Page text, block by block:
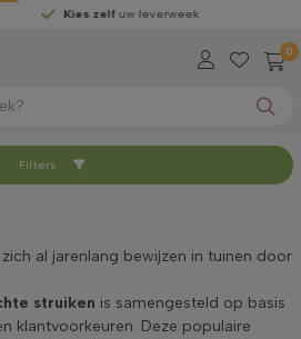
Kies zelfuw leverweek
0
Filters
al jarenlang bewijzen in tuinen door
struiken is samengesteld op basis
klantvoorkeuren. Deze populaire